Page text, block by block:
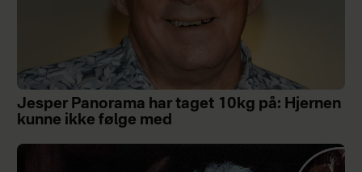
Jesper Panorama har taget 10kg på: Hjernen
kunne ikke følge med